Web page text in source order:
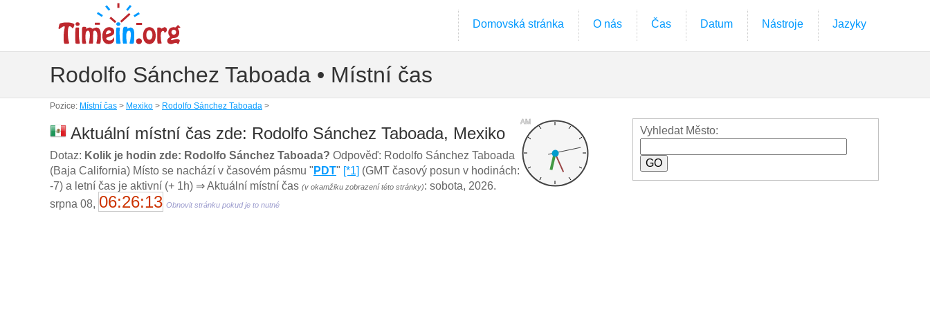
Domovská stránka O nás Čas Datum Nástroje Jazyky
Rodolfo Sánchez Taboada • Místní čas
Pozice: Místní čas > Mexiko > Rodolfo Sánchez Taboada >
AM
Aktuální místní čas zde: Rodolfo Sánchez Taboada, Mexiko
Dotaz: Kolik je hodin zde: Rodolfo Sánchez Taboada? Odpověď: Rodolfo Sánchez Taboada
(Baja California) Místo se nachází v časovém pásmu " PDT" [*1] (GMT časový posun v hodinách:
-7) a letní čas je aktivní (+ 1h) ⇒ Aktuální místní čas (v okamžiku zobrazení této stránky): sobota, 2026.
srpna 08, 06:26:14 Obnovit stránku pokud je to nutné
Vyhledat Město: